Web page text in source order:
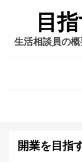
目
生活相談員の
開業を目指